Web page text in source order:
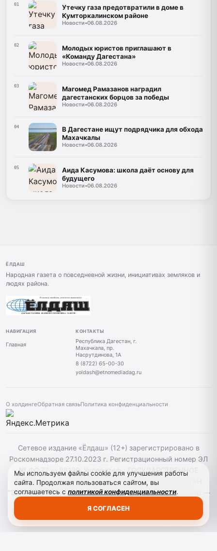
01
Утечку газа предотвратили в доме в
Кумторкалинском районе
Новости•06.08.2026
02
Молодых юристов приглашают в
«Команду Дагестана»
Новости•06.08.2026
03
Магомед Рамазанов наградил
дагестанских борцов за победы
Новости•06.08.2026
04
В Дагестане ищут подрядчика для обхода
Махачкалы
Новости•06.08.2026
05
Аида Касумова: школа даёт основу для
будущего
Новости•06.08.2026
ЁЛДАШ
Народная газета о повседневной жизни, инициативах земляков и
людях района.
НАВИГАЦИЯ
Главная
КОНТАКТЫ
Республика Дагестан, г.
Махачкала, пр.
Насрутдинова, 1А
8 (8722) 65-00-30
yoldash@etnomediadag.ru
О холдингеОбратная связьПолитика конфиденциальности
Сетевое издание «Ёлдаш» (12+) зарегистрировано в
Роскомнадзоре 27.10.2023 г. Регистрационный номер ЭЛ
№ ФС 77 — 86130. Учредитель: ГОСУДАРСТВЕННОЕ
БЮДЖЕТНОЕ УЧРЕЖДЕНИЕ РЕСПУБЛИКИ ДАГЕСТАН
"ЭТНОМЕДИАХОЛДИНГ "ДАГЕСТАН" главный редактор —
Г. А. Конакбиев. При использовании материалов сайта
Мы используем файлы cookie для улучшения работы
сайта. Продолжая пользоваться сайтом, вы
соглашаетесь с политикой конфиденциальности.
Я СОГЛАСЕН